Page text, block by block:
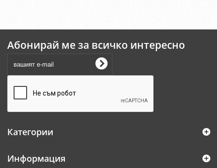
Абонирай ме за всичко интересно
Категории
Информация